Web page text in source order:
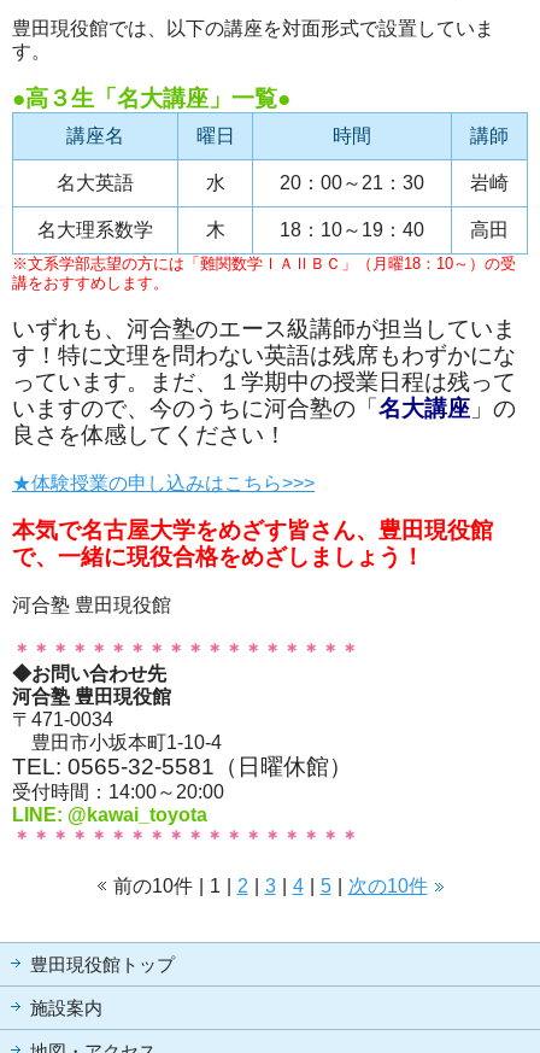
豊田現役館では、以下の講座を対面形式で設置していま
す。
●高３生「名大講座」一覧●
講座名 曜日 時間 講師
名大英語 水 20：00～21：30 岩崎
名大理系数学 木 18：10～19：40 高田
※文系学部志望の方には「難関数学ⅠＡⅡＢＣ」（月曜18：10～）の受
講をおすすめします。
いずれも、河合塾のエース級講師が担当していま
す！特に文理を問わない英語は残席もわずかにな
っています。まだ、１学期中の授業日程は残って
いますので、今のうちに河合塾の「 名大講座 」の
良さを体感してください！
★体験授業の申し込みはこちら>>>
本気で名古屋大学をめざす皆さん、豊田現役館
で、一緒に現役合格をめざしましょう！
河合塾 豊田現役館
＊＊＊＊＊＊＊＊＊＊＊＊＊＊＊＊＊＊
◆お問い合わせ先
河合塾 豊田現役館
〒471-0034
豊田市小坂本町1-10-4
TEL: 0565-32-5581（日曜休館）
受付時間：14:00～20:00
LINE: @kawai_toyota
＊＊＊＊＊＊＊＊＊＊＊＊＊＊＊＊＊＊
前の10件 1 2 3 4 5 次の10件
豊田現役館トップ
施設案内